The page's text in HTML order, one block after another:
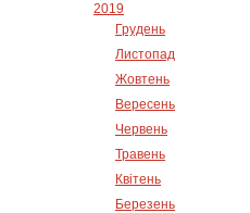
2019
Грудень
Листопад
Жовтень
Вересень
Червень
Травень
Квітень
Березень